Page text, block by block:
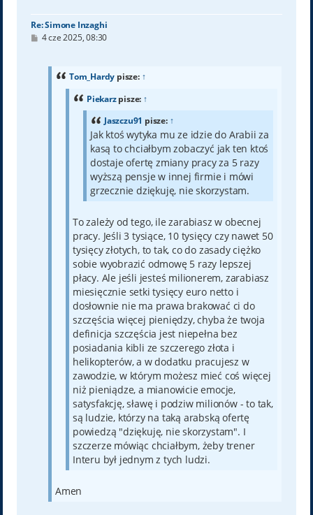
Re: Simone Inzaghi
P4 cze 2025, 08:30
Tom_Hardy pisze: ↑
Piekarzpisze: ↑
Jaszczu91 pisze: ↑
Jak ktoś wytyka mu ze idzie do Arabii za
kasą to chciałbym zobaczyć jak ten ktoś
dostaje ofertę zmiany pracy za 5 razy
wyższą pensje w innej firmie i mówi
grzecznie dziękuję, nie skorzystam.
To zależy od tego, ile zarabiasz w obecnej
pracy. Jeśli 3 tysiące, 10 tysięcy czy nawet 50
tysięcy złotych, to tak, co do zasady ciężko
sobie wyobrazić odmowę 5 razy lepszej
płacy. Ale jeśli jesteś milionerem, zarabiasz
miesięcznie setki tysięcy euro netto i
dosłownie nie ma prawa brakować ci do
szczęścia więcej pieniędzy, chyba że twoja
definicja szczęścia jest niepełna bez
posiadania kibli ze szczerego złota i
helikopterów, a w dodatku pracujesz w
zawodzie, w którym możesz mieć coś więcej
niż pieniądze, a mianowicie emocje,
satysfakcję, sławę i podziw milionów - to tak,
są ludzie, którzy na taką arabską ofertę
powiedzą "dziękuję, nie skorzystam". I
szczerze mówiąc chciałbym, żeby trener
Interu był jednym z tych ludzi.
Amen